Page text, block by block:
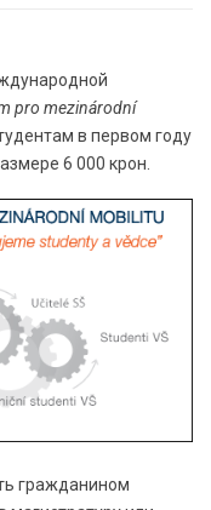
pro mezinárodní
в первом году
6 000 крон.
гражданином